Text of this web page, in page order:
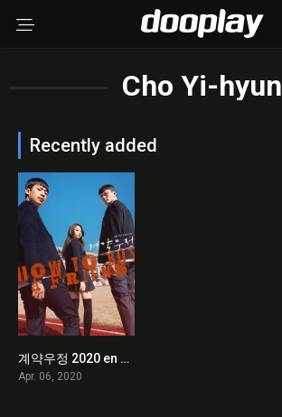
Cho Yi-hyun
Recently added
0
계약우정 2020 en Streaming HD Gratuit !
Apr. 06, 2020